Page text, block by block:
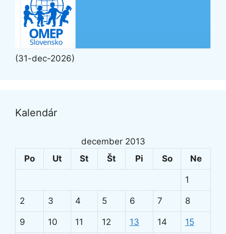
(31-dec-2026)
Kalendár
december 2013
Po
Ut St Št Pi So Ne
1
2 3 4 5 6 7 8
9 10 11 12 13 14 15